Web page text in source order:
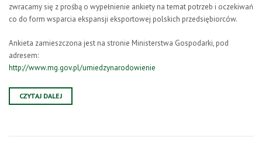
zwracamy się z prośbą o wypełnienie ankiety na temat potrzeb i oczekiwań
co do form wsparcia ekspansji eksportowej polskich przedsiębiorców.
Ankieta zamieszczona jest na stronie Ministerstwa Gospodarki, pod
adresem:
http://www.mg.gov.pl/umiedzynarodowienie
CZYTAJ DALEJ